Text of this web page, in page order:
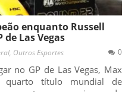
enquanto Russell
Las Vegas
, Outros Esportes 0
no GP de Las Vegas, Max
quarto título mundial de